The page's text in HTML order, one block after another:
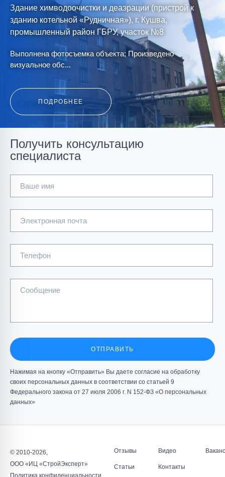
Здание химводоочистки и деаэрации (пристрой к
зданию котельной «Рудничная»), г. Кушва,
промышленный район ГБРУ, участок №8
Выполнена фотосъемка объекта; Произведено
визуальное обс...
ПОДРОБНЕЕ
Корпус крупного и среднего дробления ДОФ-1 ОАО
конструкций;...
ПОДРОБНЕЕ
Здание приемного корпуса перегрузки ДОФ-2 (Здание
корпуса погрузочных бункеров) ОАО
Получить консультацию
специалиста
Ваше имя
Электронная почта
Телефон
Сообщение
ОТПРАВИТЬ
Нажимая на кнопку «Отправить» Вы даете согласие на обработку
своих персональных данных в соответствии со статьей 9
Федерального закона от 27 июля 2006 г. N 152-ФЗ «О персональных
данных»
© 2010-2026,
ООО «ИЦ «СтройЭксперт»
Политика конфиденциальности
Отзывы
Статьи
Видео
Контакты